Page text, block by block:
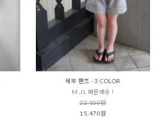
세부 팬츠 - 3 COLOR
M,JL 빠른배송 !
22,100원
15,470원